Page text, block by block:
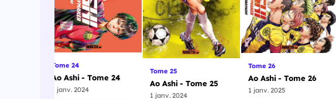
Tome 24
Ao Ashi - Tome 24
1 janv. 2024
Tome 25
Ao Ashi - Tome 25
1 janv. 2024
Tome 26
Ao Ashi - Tome 26
1 janv. 2025